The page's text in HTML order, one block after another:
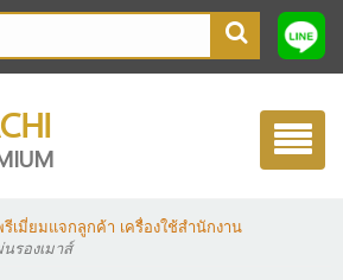
Toggle
เมี่ยมแจกลูกค้า เครื่องใช้สำนักงาน
นรองเมาส์